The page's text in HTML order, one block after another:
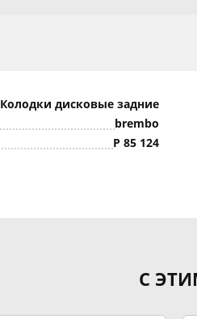
Колодки дисковые задние
brembo
P 85 124
С